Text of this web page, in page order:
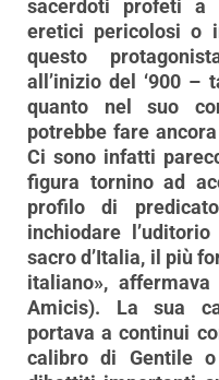
sacerdoti profeti a
eretici pericolosi o
questo
all’inizio del ‘900 –
quanto nel suo
potrebbe fare
Ci sono infatti
figura tornino ad
profilo di
inchiodare
sacro d’Italia, il più
italiano»,
Amicis). La sua
portava a continui
calibro di Gentile